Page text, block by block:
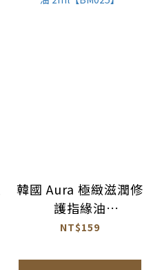
韓國 Aura 極緻滋潤修
護指緣油
2ml【BM025】
NT$159